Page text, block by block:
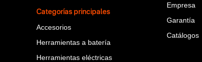
Categorías principales
Accesorios
Herramientas a batería
Herramientas eléctricas
Empresa
Garantía
Catálogos